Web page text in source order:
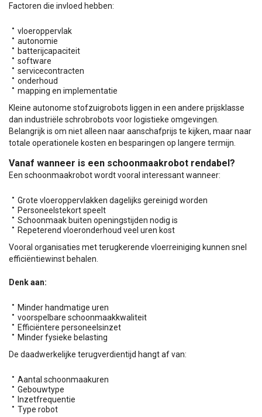
Factoren die invloed hebben:
vloeroppervlak
autonomie
batterijcapaciteit
software
servicecontracten
onderhoud
mapping en implementatie
Kleine autonome stofzuigrobots liggen in een andere prijsklasse
dan industriële schrobrobots voor logistieke omgevingen.
Belangrijk is om niet alleen naar aanschafprijs te kijken, maar naar
totale operationele kosten en besparingen op langere termijn.
Vanaf wanneer is een schoonmaakrobot rendabel?
Een schoonmaakrobot wordt vooral interessant wanneer:
Grote vloeroppervlakken dagelijks gereinigd worden
Personeelstekort speelt
Schoonmaak buiten openingstijden nodig is
Repeterend vloeronderhoud veel uren kost
Vooral organisaties met terugkerende vloerreiniging kunnen snel
efficiëntiewinst behalen.
Denk aan:
Minder handmatige uren
voorspelbare schoonmaakkwaliteit
Efficiëntere personeelsinzet
Minder fysieke belasting
De daadwerkelijke terugverdientijd hangt af van:
Aantal schoonmaakuren
Gebouwtype
Inzetfrequentie
Type robot